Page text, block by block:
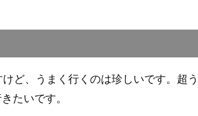
ど、うまく行くのは珍しいです。超う
たいです。